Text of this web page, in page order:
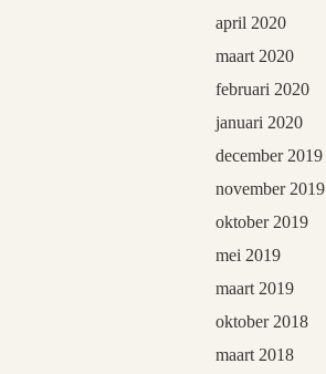
april 2020
maart 2020
februari 2020
januari 2020
december 2019
november 2019
oktober 2019
mei 2019
maart 2019
oktober 2018
maart 2018